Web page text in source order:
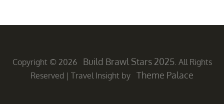
Copyright © 2026 Build Brawl Stars 2025. All Rights
Reserved | Travel Insight by Theme Palace